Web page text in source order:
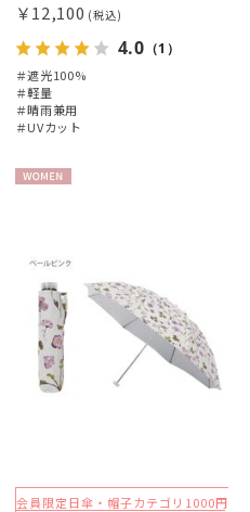
￥12,100 (税込)
4.0 （1）
＃遮光100%
＃軽量
＃晴雨兼用
＃UVカット
会員限定日傘・帽子カテゴリ1000円